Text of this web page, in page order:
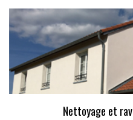
Nettoyage et